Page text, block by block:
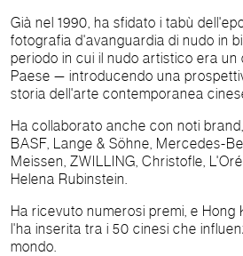
Già nel 1990, ha sfidato i tabù
fotografia d'avanguardia di nudo in
periodo in cui il nudo artistico era un
Paese — introducendo una
storia dell'arte contemporanea
Ha collaborato anche con noti
BASF, Lange & Söhne, Mercedes-
Meissen, ZWILLING, Christofle,
Helena Rubinstein.
Ha ricevuto numerosi premi, e Hong
l'ha inserita tra i 50 cinesi che
mondo.